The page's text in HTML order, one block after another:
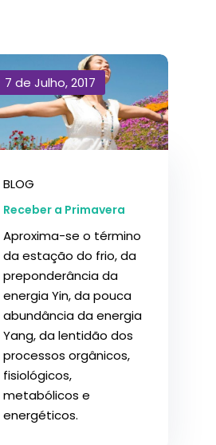
7 de Julho, 2017
BLOG
Receber a Primavera
Aproxima-se o término
da estação do frio, da
preponderância da
energia Yin, da pouca
abundância da energia
Yang, da lentidão dos
processos orgânicos,
fisiológicos,
metabólicos e
energéticos.
Lembrar-me Perdeu